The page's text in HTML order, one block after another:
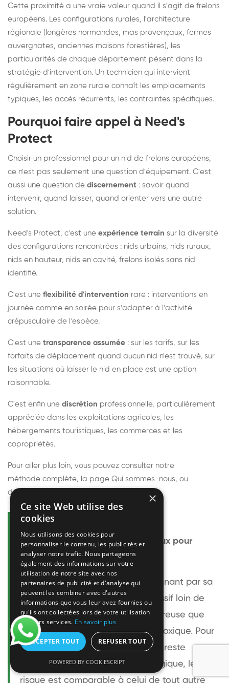
Cette proximité a une vraie valeur quand il s'agit de frelons
européens. Les configurations rurales, l'architecture
régionale (longères normandes, mas provençaux, fermes
auvergnates, anciennes maisons forestières), les
particularités de chaque département pèsent dans la
stratégie d'intervention. Un technicien qui intervient
régulièrement en zone rurale connaît les emplacements
typiques, les accès récurrents, les contraintes spécifiques.
Pourquoi faire appel à Need's
Protect
Choisir un professionnel pour un nid de frelons européens,
ce n'est pas seulement une question d'équipement. C'est
aussi une question de discernement : savoir quand
intervenir, quand laisser, quand orienter vers une autre
solution.
Need's Protect, c'est une expérience terrain sur la diversité
des configurations rencontrées : nids urbains, nids ruraux,
nids en hauteur, nids en cavité, frelons isolés sans nid
identifié.
C'est une flexibilité d'intervention rare : interventions en
journée comme en soirée pour s'adapter à l'activité
crépusculaire de l'espèce.
C'est une transparence assumée : sur les tarifs, sur les
forfaits de déplacement quand aucun nid n'est trouvé, sur
les situations où laisser le nid en place est une option
raisonnable.
C'est enfin une discrétion professionnelle, particulièrement
appréciée dans les exploitations agricoles, les
hébergements touristiques, les commerces et les
copropriétés.
Pour aller plus loin, vous pouvez consulter notre
méthode complète, la page Qui sommes-nous, ou
découvrir
Questions fréquentes
Le frelon européen est-il dangereux pour
l'homme ?
Le frelon européen est impressionnant par sa
taille mais relativement peu agressif loin de
son nid. Sa piqûre est plus douloureuse que
celle d'une guêpe sans être plus toxique. Pour
une personne non allergique, elle reste
bénigne. Pour une personne allergique, le
risque est comparable à celui de tout autre
×
Ce site Web utilise des
cookies
Nous utilisons des cookies pour
personnaliser le contenu, les publicités et
analyser notre trafic. Nous partageons
également des informations sur votre
utilisation de notre site avec nos
partenaires de publicité et d'analyse qui
peuvent les combiner avec d'autres
informations que vous leur avez fournies ou
qu'ils ont collectées lors de votre utilisation
de leurs services. En savoir plus
ACCEPTER TOUT REFUSER TOUT
POWERED BY COOKIESCRIPT